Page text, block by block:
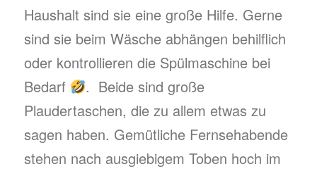
Haushalt sind sie eine große Hilfe. Gerne
sind sie beim Wäsche abhängen behilflich
oder kontrollieren die Spülmaschine bei
Bedarf
. Beide sind große
Plaudertaschen, die zu allem etwas zu
sagen haben. Gemütliche Fernsehabende
stehen nach ausgiebigem Toben hoch im